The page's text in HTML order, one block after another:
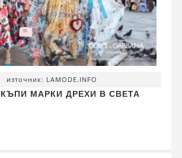
източник: LAMODE.INFO
МАРКИ ДРЕХИ В СВЕТА